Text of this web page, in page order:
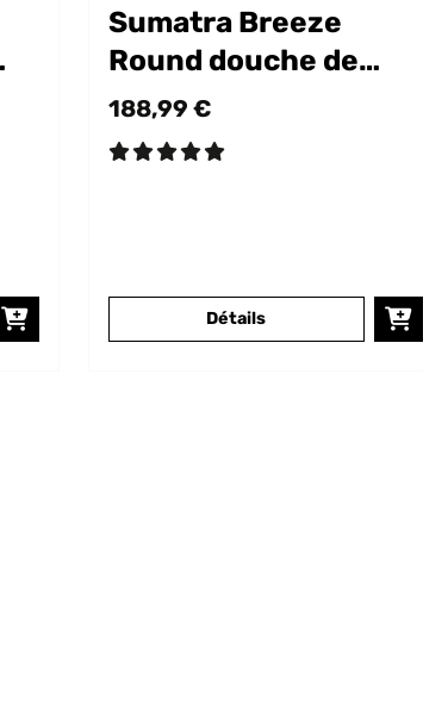
Sumatra Breeze
Round douche de
jardin
188,99 €
Détails